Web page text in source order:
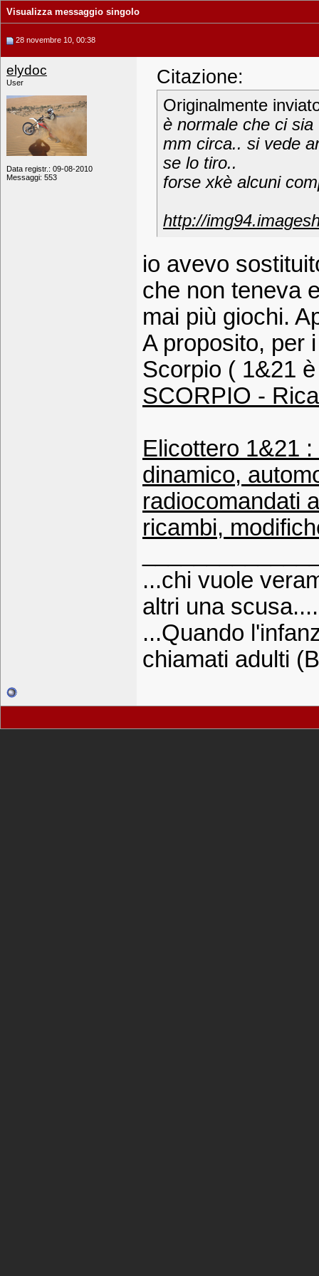
Visualizza messaggio singolo
28 novembre 10, 00:38
elydoc
User
Data registr.: 09-08-2010
Messaggi: 553
Citazione:
Originalmente
è normale che ci
mm circa.. si vede
se lo tiro..
forse xkè alcuni
http://
io avevo
che non teneva
mai più giochi.
A proposito, per
Scorpio ( 1&21
SCORPIO -
Elicottero 1&21
dinamico,
radiocomandati
ricambi,
...chi vuole
altri una
...Quando
chiamati adulti